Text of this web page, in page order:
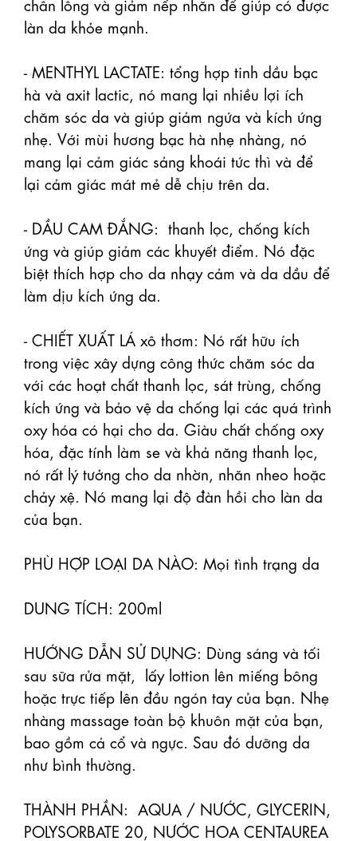
làn da khỏe mạnh.
- MENTHYL LACTATE: tổng hợp tinh dầu bạc
hà và axit lactic, nó mang lại nhiều lợi ích
chăm sóc da và giúp giảm ngứa và kích ứng
nhẹ. Với mùi hương bạc hà nhẹ nhàng, nó
mang lại cảm giác sảng khoái tức thì và để
lại cảm giác mát mẻ dễ chịu trên da.
- DẦU CAM ĐẮNG:  thanh lọc, chống kích
ứng và giúp giảm các khuyết điểm. Nó đặc
biệt thích hợp cho da nhạy cảm và da dầu để
làm dịu kích ứng da.
- CHIẾT XUẤT LÁ xô thơm: Nó rất hữu ích
trong việc xây dựng công thức chăm sóc da
với các hoạt chất thanh lọc, sát trùng, chống
kích ứng và bảo vệ da chống lại các quá trình
oxy hóa có hại cho da. Giàu chất chống oxy
hóa, đặc tính làm se và khả năng thanh lọc,
nó rất lý tưởng cho da nhờn, nhăn nheo hoặc
chảy xệ. Nó mang lại độ đàn hồi cho làn da
của bạn.
PHÙ HỢP LOẠI DA NÀO: Mọi tình trạng da
DUNG TÍCH: 200ml
HƯỚNG DẪN SỬ DỤNG: Dùng sáng và tối
sau sữa rửa mặt,  lấy lottion lên miếng bông
hoặc trực tiếp lên đầu ngón tay của bạn. Nhẹ
nhàng massage toàn bộ khuôn mặt của bạn,
bao gồm cả cổ và ngực. Sau đó dưỡng da
như bình thường.
THÀNH PHẦN:  AQUA / NƯỚC, GLYCERIN,
POLYSORBATE 20, NƯỚC HOA CENTAUREA